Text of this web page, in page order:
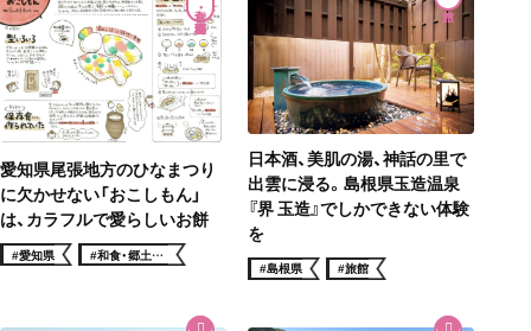
和食・郷土料理
愛知県尾張地方のひなまつり
に欠かせない「おこしもん」
は、カラフルで愛らしいお餅
#愛知県 #和食・郷土料
理
日本酒、美肌の湯、神話の里で
出雲に浸る。島根県玉造温泉
『界 玉造』でしかできない体験
を
#島根県 #旅館